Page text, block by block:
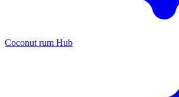
Coconut rum Hub